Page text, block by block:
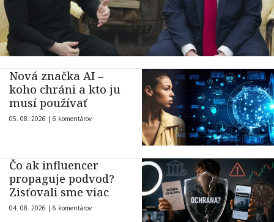
Nová značka AI –
koho chráni a kto ju
musí používať
05. 08. 2026 | 6 komentárov
Čo ak influencer
propaguje podvod?
Zisťovali sme viac
04. 08. 2026 | 6 komentárov